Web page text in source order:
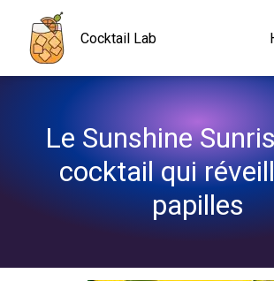
Cocktail Lab
Le Sunshine
cocktail qui
papilles
Navigated to Le Sunshine Sunrise : Un